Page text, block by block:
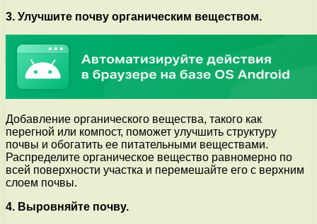
3. Улучшите почву органическим веществом.
Добавление органического вещества, такого как
перегной или компост, поможет улучшить структуру
почвы и обогатить ее питательными веществами.
Распределите органическое вещество равномерно по
всей поверхности участка и перемешайте его с верхним
слоем почвы.
4. Выровняйте почву.